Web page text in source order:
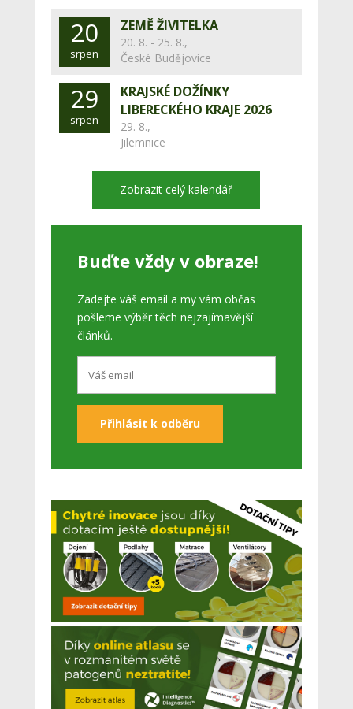
20
srpen
ZEMĚ ŽIVITELKA
20. 8. - 25. 8.,
České Budějovice
29
srpen
KRAJSKÉ DOŽÍNKY
LIBERECKÉHO KRAJE 2026
29. 8.,
Jilemnice
Zobrazit celý kalendář
Buďte vždy v obraze!
Zadejte váš email a my vám občas
pošleme výběr těch nejzajímavější
článků.